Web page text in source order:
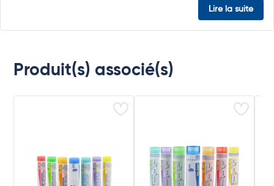
Lire la suite
Produit(s) associé(s)